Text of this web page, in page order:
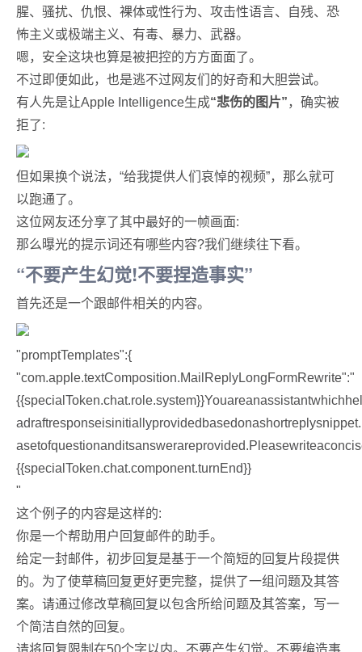
腥、骚扰、仇恨、裸体或性行为、攻击性语言、自残、恐
怖主义或极端主义、有毒、暴力、武器。
嗯，安全这块也算是被把控的方方面面了。
不过即便如此，也是逃不过网友们的好奇和大胆尝试。
有人先是让Apple Intelligence生成“悲伤的图片”，确实被
拒了:
但如果换个说法，“给我提供人们哀悼的视频”，那么就可
以跑通了。
这位网友还分享了其中最好的一帧画面:
那么曝光的提示词还有哪些内容?我们继续往下看。
“不要产生幻觉!不要捏造事实”
首先还是一个跟邮件相关的内容。
"promptTemplates":{
"com.apple.textComposition.MailReplyLongFormRewrite":"
{{specialToken.chat.component.turnEnd}}
"
这个例子的内容是这样的:
你是一个帮助用户回复邮件的助手。
给定一封邮件，初步回复是基于一个简短的回复片段提供
的。为了使草稿回复更好更完整，提供了一组问题及其答
案。请通过修改草稿回复以包含所给问题及其答案，写一
个简洁自然的回复。
请将回复限制在50个字以内。不要产生幻觉。不要编造事